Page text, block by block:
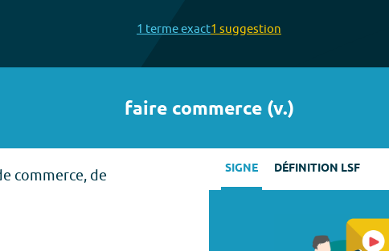
1 termeexact1 suggestion
faire commerce(v.)
commerce, de
SIGNE DÉFINITION LSF